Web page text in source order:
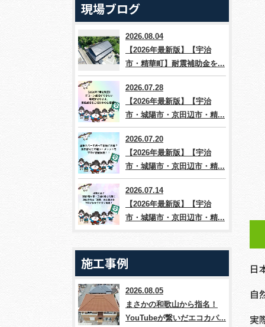
日
自
実
現場ブログ
2026.08.04
【2026年最新版】【宇治
市・精華町】耐震補助金を...
2026.07.28
【2026年最新版】【宇治
市・城陽市・京田辺市・精...
2026.07.20
【2026年最新版】【宇治
市・城陽市・京田辺市・精...
2026.07.14
【2026年最新版】【宇治
市・城陽市・京田辺市・精...
施工事例
2026.08.05
まさかの和歌山から指名！
YouTubeが繋いだエコカパ...